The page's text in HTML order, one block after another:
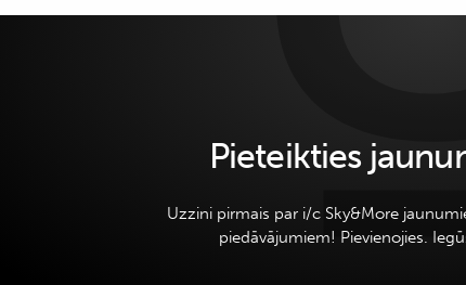
Pieteikties
Uzzini pirmais par i/c Sky&More
piedāvājumiem! Pievienojies.